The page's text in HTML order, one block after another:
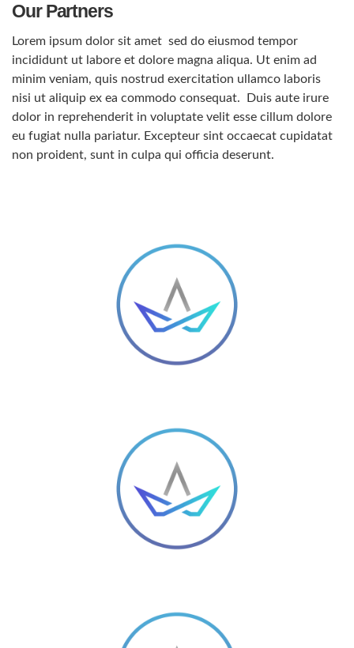
Our Partners
Lorem ipsum dolor sit amet sed do eiusmod tempor
incididunt ut labore et dolore magna aliqua. Ut enim ad
minim veniam, quis nostrud exercitation ullamco laboris
nisi ut aliquip ex ea commodo consequat.
Duis aute irure
dolor in reprehenderit in voluptate velit esse cillum dolore
eu fugiat nulla pariatur. Excepteur sint occaecat cupidatat
non proident, sunt in culpa qui officia deserunt.